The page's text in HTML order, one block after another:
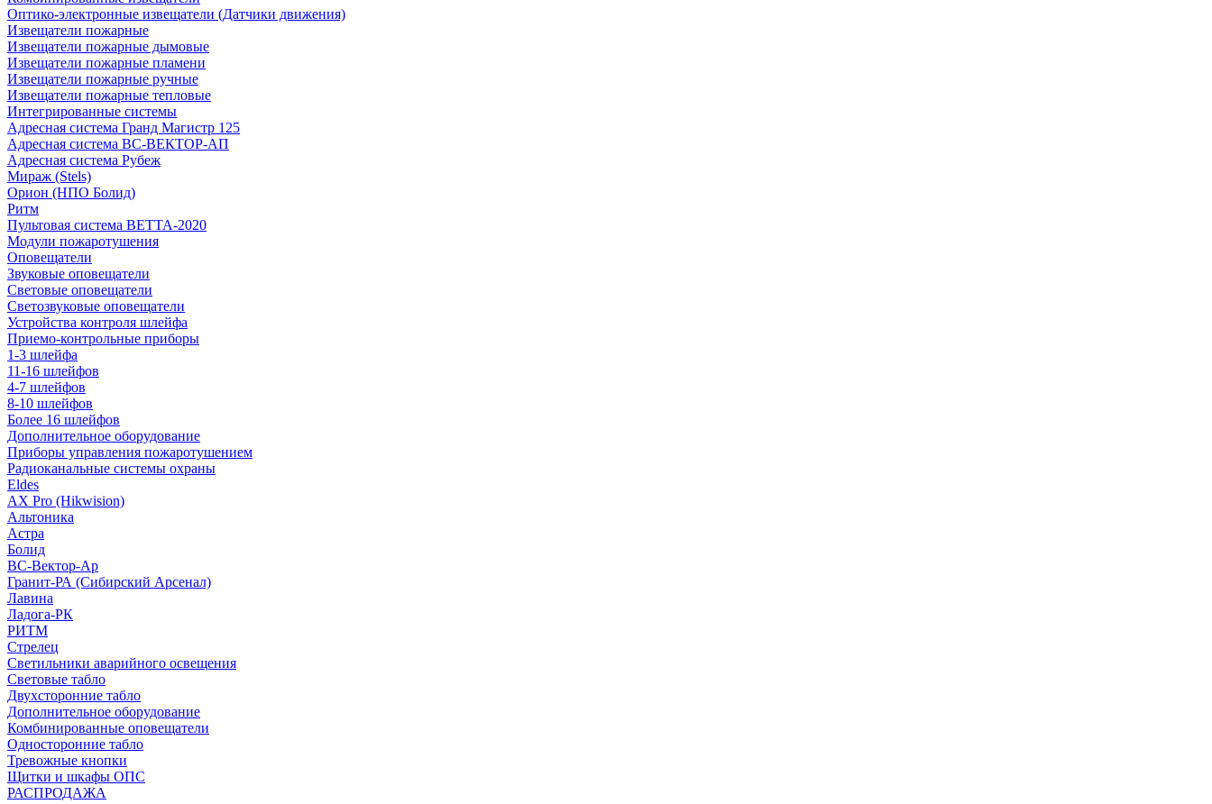
Оптико-электронные извещатели (Датчики движения)
Извещатели пожарные
Извещатели пожарные дымовые
Извещатели пожарные пламени
Извещатели пожарные ручные
Извещатели пожарные тепловые
Интегрированные системы
Адресная система Гранд Магистр 125
Адресная система ВС-ВЕКТОР-АП
Адресная система Рубеж
Мираж (Stels)
Орион (НПО Болид)
Ритм
Пультовая система ВЕТТА-2020
Модули пожаротушения
Оповещатели
Звуковые оповещатели
Световые оповещатели
Светозвуковые оповещатели
Устройства контроля шлейфа
Приемо-контрольные приборы
1-3 шлейфа
11-16 шлейфов
4-7 шлейфов
8-10 шлейфов
Более 16 шлейфов
Дополнительное оборудование
Приборы управления пожаротушением
Радиоканальные системы охраны
Eldes
AX Pro (Hikwision)
Альтоника
Астра
Болид
ВС-Вектор-Ар
Гранит-РА (Сибирский Арсенал)
Лавина
Ладога-РК
РИТМ
Стрелец
Светильники аварийного освещения
Световые табло
Двухсторонние табло
Дополнительное оборудование
Комбинированные оповещатели
Односторонние табло
Тревожные кнопки
Щитки и шкафы ОПС
РАСПРОДАЖА